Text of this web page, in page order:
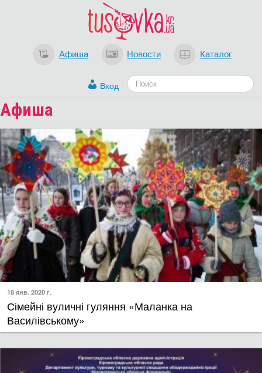
Афиша Новости Каталог
Вход
Афиша
18 янв. 2020 г.
Сімейні вуличні гуляння «Маланка на
Василівському»